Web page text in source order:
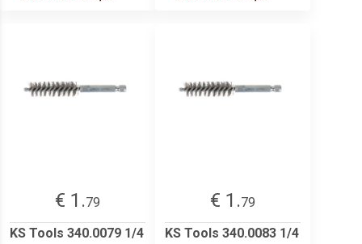
€ 1.79
KS Tools 340.0079 1/4
€ 1.79
KS Tools 340.0083 1/4